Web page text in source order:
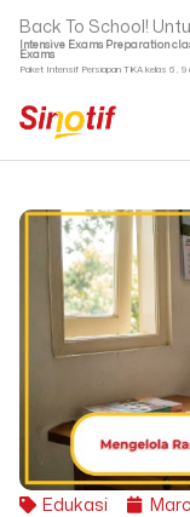
Back To School!
Intensive Exams Preparation
Exams
Paket Intensif Persiapan TKA kelas 6 , 9
content
Edukasi